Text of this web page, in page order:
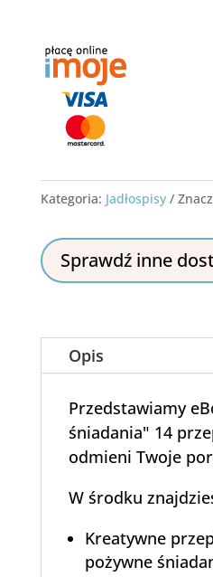
Kategoria: Jadłospisy
Sprawdź inne
Opis
Przedstawiamy
śniadania" 14
odmieni Twoje
W środku
Kreatywne
pożywne